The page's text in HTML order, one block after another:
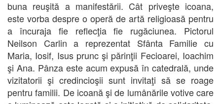
buna reuşită a manifestării. Cât priveşte icoana,
este vorba despre o operă de artă religioasă pentru
a încuraja fie reflecţia fie rugăciunea. Pictorul
Neilson Carlin a reprezentat Sfânta Familie cu
Maria, Iosif, Isus prunc şi părinţii Fecioarei, Ioachim
şi Ana. Pânza este acum expusă în catedrală, unde
vizitatorii şi credincioşii sunt invitaţi să se roage
pentru familii. De icoană şi de lumânările votive care